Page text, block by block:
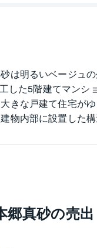
は明るいベージュの
した5階建てマンシ
きな戸建て住宅が
物内部に設置した
象の建物で、周囲
利です。ブランズ
～3LDK、広さは40
郷真砂の売